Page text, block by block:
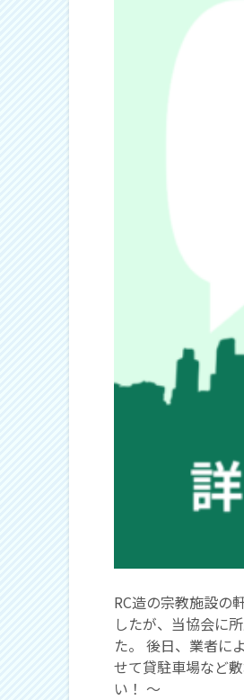
RC造の宗教施設の
したが、当協会に
た。 後日、業者に
せて貸駐車場など
い！ 〜